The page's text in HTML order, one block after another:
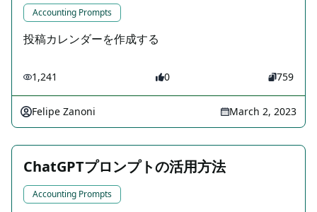
Accounting Prompts
投稿カレンダーを作成する
1,241 0 759
Felipe Zanoni March 2, 2023
ChatGPTプロンプトの活用方法
Accounting Prompts